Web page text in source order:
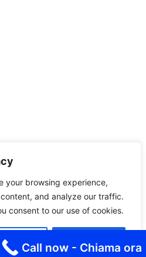
your browsing experience,
and analyze our traffic.
consent to our use of cookies.
Reject All
Call now - Chiama ora